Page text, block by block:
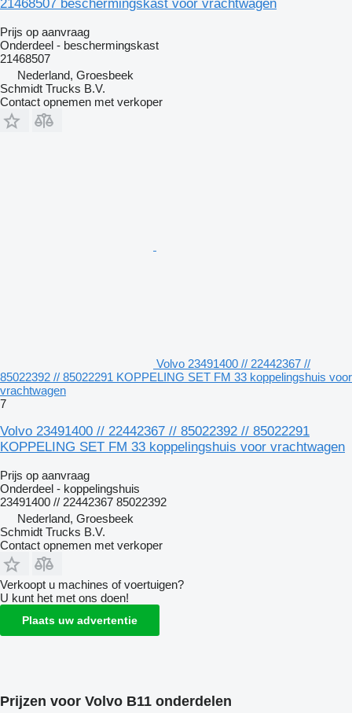
21468507 beschermingskast voor vrachtwagen
Prijs op aanvraag
Onderdeel - beschermingskast
21468507
Nederland, Groesbeek
Schmidt Trucks B.V.
Contact opnemen met verkoper
Volvo 23491400 // 22442367 //
85022392 // 85022291 KOPPELING SET FM 33 koppelingshuis voor
vrachtwagen
7
Volvo 23491400 // 22442367 // 85022392 // 85022291
KOPPELING SET FM 33 koppelingshuis voor vrachtwagen
Prijs op aanvraag
Onderdeel - koppelingshuis
23491400 // 22442367 85022392
Nederland, Groesbeek
Schmidt Trucks B.V.
Contact opnemen met verkoper
Verkoopt u machines of voertuigen?
U kunt het met ons doen!
Plaats uw advertentie
Prijzen voor Volvo B11 onderdelen